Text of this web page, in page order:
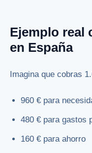
Ejemplo real
en España
Imagina que cobras
960 € para
480 € para gastos
160 € para ahorro